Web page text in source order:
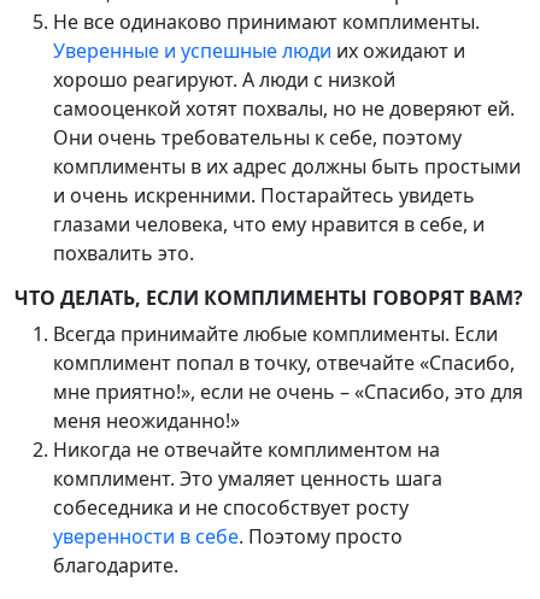
Не все одинаково принимают комплименты.
Уверенные и успешные люди их ожидают и
хорошо реагируют. А люди с низкой
самооценкой хотят похвалы, но не доверяют ей.
Они очень требовательны к себе, поэтому
комплименты в их адрес должны быть простыми
и очень искренними. Постарайтесь увидеть
глазами человека, что ему нравится в себе, и
похвалить это.
ЧТО ДЕЛАТЬ, ЕСЛИ КОМПЛИМЕНТЫ ГОВОРЯТ ВАМ?
Всегда принимайте любые комплименты. Если
комплимент попал в точку, отвечайте «Спасибо,
мне приятно!», если не очень – «Спасибо, это для
меня неожиданно!»
Никогда не отвечайте комплиментом на
комплимент. Это умаляет ценность шага
собеседника и не способствует росту
уверенности в себе. Поэтому просто
благодарите.